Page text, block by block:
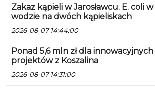
Zakaz kąpieli w Jarosławcu. E. coli w
wodzie na dwóch kąpieliskach
2026-08-07 14:44:00
Ponad 5,6 mln zł dla innowacyjnych
projektów z Koszalina
2026-08-07 14:31:00